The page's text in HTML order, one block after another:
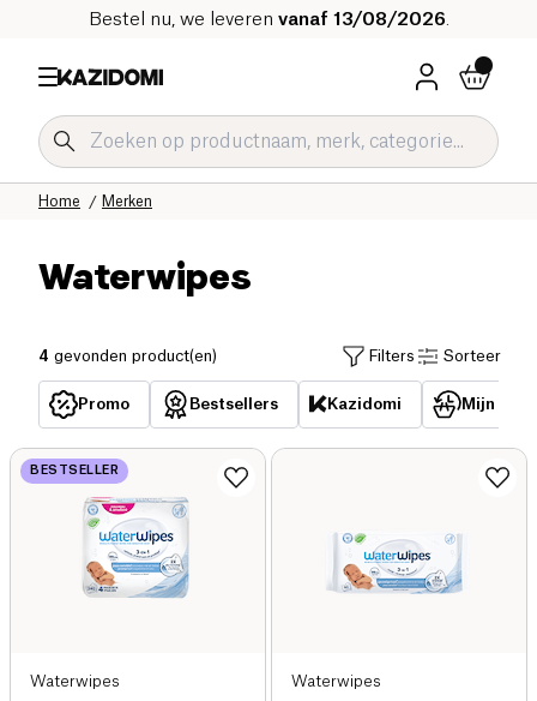
Bestel nu, we leveren vanaf 13/08/2026
Merken
Home
Waterwipes
4 gevonden product(en) Filters Sorteer
Promo Bestsellers Kazidomi Mijn
BESTSELLER
Waterwipes Waterwipes